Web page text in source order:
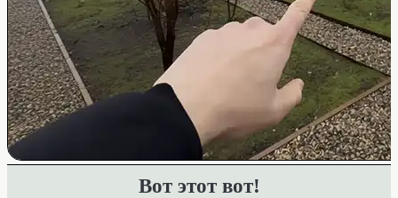
Вот этот вот!